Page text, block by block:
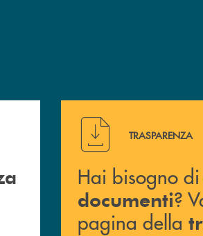
Hai bisogno di alcuni
TRASPARENZA
Hai bisogno
documenti?
pagina della